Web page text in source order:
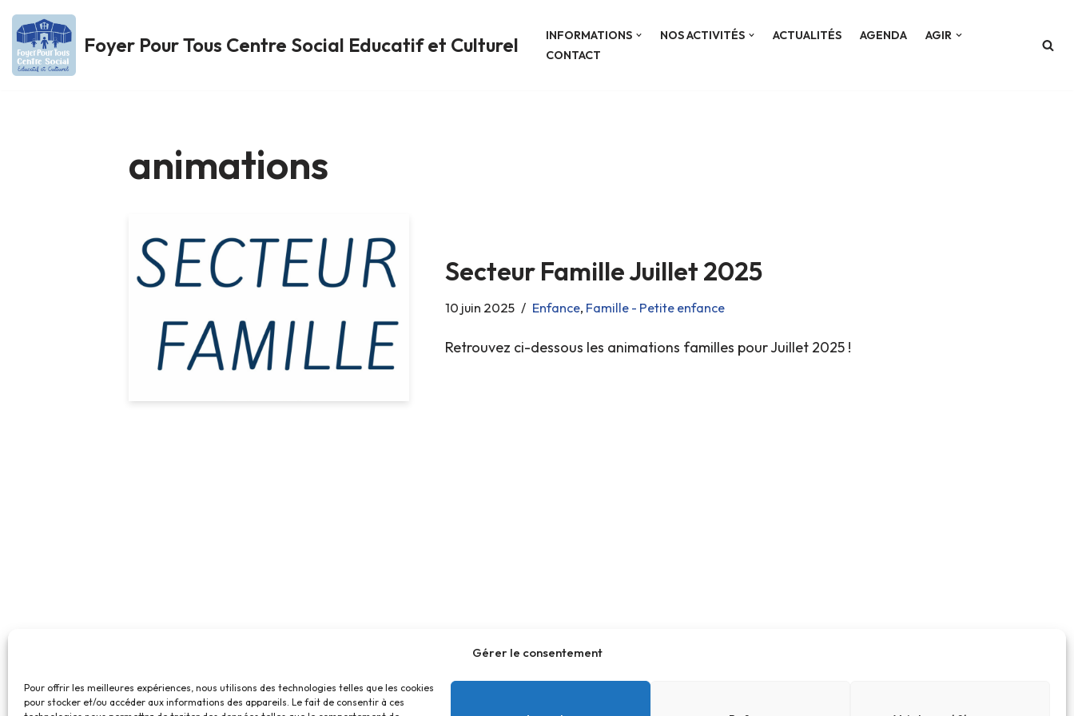
Gérer le consentement
Pour offrir les meilleures expériences, nous utilisons des technologies telles que les cookies
pour stocker et/ou accéder aux informations des appareils. Le fait de consentir à ces
Aller
au
Foyer Pour Tous Centre Social Educatif et Culturel INFORMATIONS NOS ACTIVITÉS ACTUALITÉS AGENDA
AGIR
CONTACT
animations
Secteur Famille Juillet 2025
10 juin 2025 Enfance, Famille - Petite enfance
Retrouvez ci-dessous les animations familles pour Juillet 2025 !